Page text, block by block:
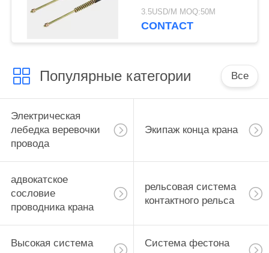
надземного крана
шинопровода кончают
3.5USD/M MOQ:50M
CONTACT
Популярные категории Все
Электрическая
лебедка веревочки
провода
Экипаж конца крана
адвокатское
сословие
проводника крана
рельсовая система
контактного рельса
Высокая система
Система фестона